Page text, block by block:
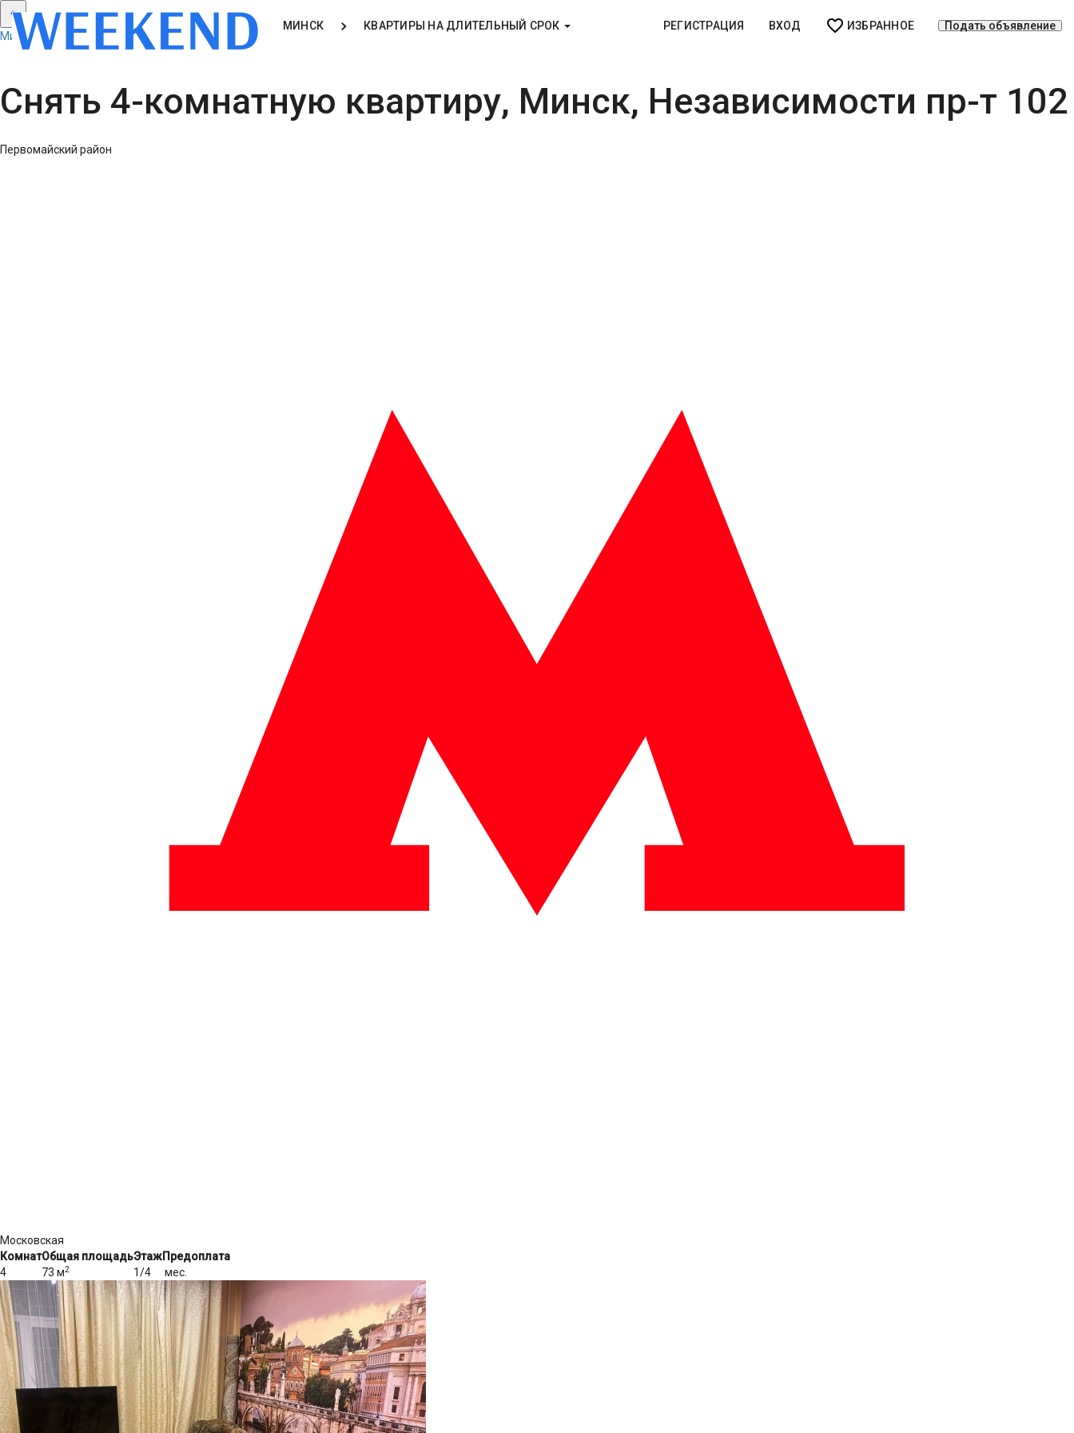
МИНСК КВАРТИРЫ НА ДЛИТЕЛЬНЫЙ СРОК РЕГИСТРАЦИЯ ВХОД ИЗБРАННОЕ
Подать объявление
Минск: Смотреть все результаты
Снять 4-комнатную квартиру, Минск, Независимости пр-т 102
Первомайский район
Московская
КомнатОбщая площадьЭтажПредоплата
4
73 м2 1/4 мес.